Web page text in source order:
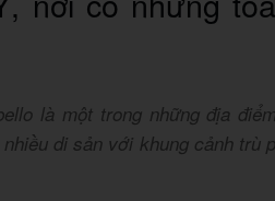
là một trong những địa
di sản với khung cảnh trù